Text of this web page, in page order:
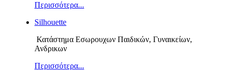
Περισσότερα...
Silhouette
Κατάστημα Εσωρουχων Παιδικών, Γυναικείων,
Ανδρικων
Περισσότερα...